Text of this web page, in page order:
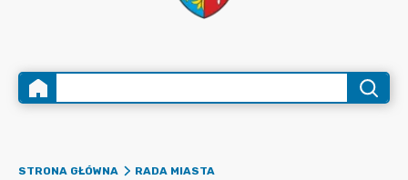
STRONA GŁÓWNA
RADA MIASTA